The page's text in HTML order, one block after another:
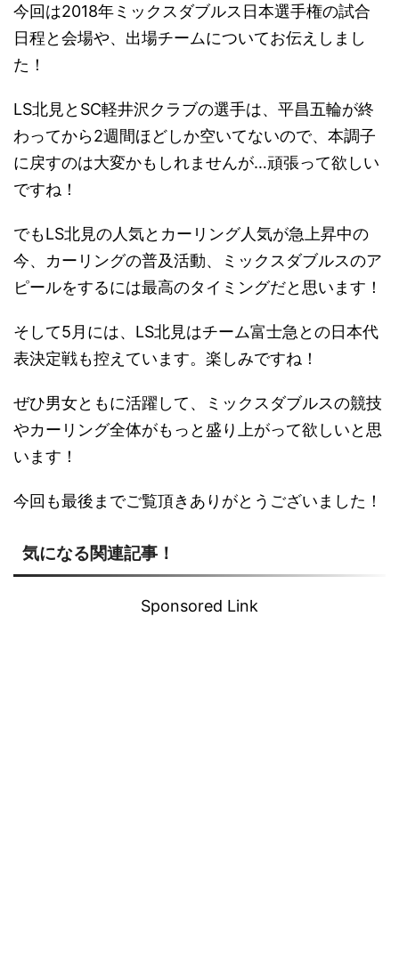
今回は2018年ミックスダブルス日本選手権の試合
日程と会場や、出場チームについてお伝えしまし
た！
LS北見とSC軽井沢クラブの選手は、平昌五輪が終
わってから2週間ほどしか空いてないので、本調子
に戻すのは大変かもしれませんが…頑張って欲しい
ですね！
でもLS北見の人気とカーリング人気が急上昇中の
今、カーリングの普及活動、ミックスダブルスのア
ピールをするには最高のタイミングだと思います！
そして5月には、LS北見はチーム富士急との日本代
表決定戦も控えています。楽しみですね！
ぜひ男女ともに活躍して、ミックスダブルスの競技
やカーリング全体がもっと盛り上がって欲しいと思
います！
今回も最後までご覧頂きありがとうございました！
気になる関連記事！
Sponsored Link